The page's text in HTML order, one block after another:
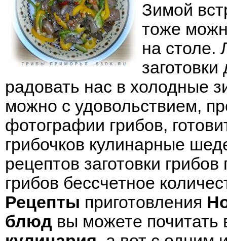
Зимой
тоже
на столе.
заготовки
радовать нас в холодные
можно с удовольствием,
фотографии грибов,
грибочков кулинарные
рецептов заготовки грибов
грибов бессчетное
Рецепты приготовления
блюд вы можете